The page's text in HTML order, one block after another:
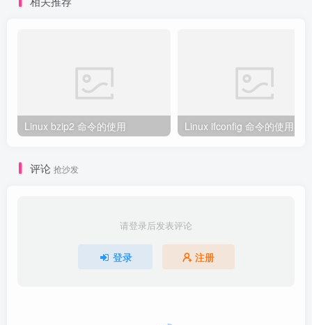
Linux bzip2 命令的使用 Linux ifconfig 命令的使用
评论 抢沙发
请登录后发表评论
登录 注册